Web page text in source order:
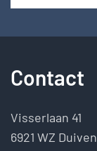
Contact
Visserlaan 41
6921 WZ Duiven